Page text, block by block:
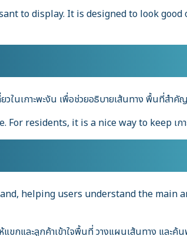
to display. It is designed to look
วในเกาะพะงัน เพื่อช่วยอธิบายเส้นทาง พื้นที่สำ
residents, it is a nice way to keep เ
helping users understand the main
แขกและลูกค้าเข้าใจพื้นที่ วางแผนเส้นทาง และ